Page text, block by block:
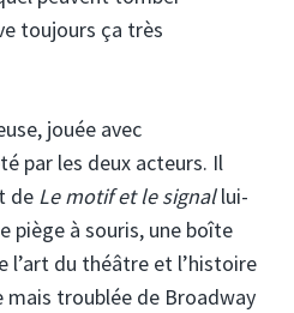
toujours ça très
jouée avec
par les deux acteurs. Il
de Le motif et le signallui-
piège à souris, une boîte
l’art du théâtre et l’histoire
mais troublée de Broadway